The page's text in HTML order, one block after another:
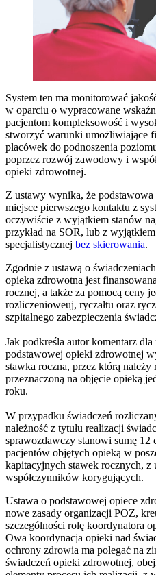
System ten ma monitorować
w oparciu o wypracowane
pacjentom kompleksowość i
stworzyć warunki umożliwiające
placówek do podnoszenia
poprzez rozwój zawodowy i
opieki zdrowotnej.
Z ustawy wynika, że
miejsce pierwszego kontaktu z
oczywiście z wyjątkiem stanów
przykład na SOR, lub z
specjalistycznej bez skierowania.
Zgodnie z ustawą o
opieka zdrowotna jest
rocznej, a także za pomocą ceny
rozliczenioweuj, ryczałtu oraz
szpitalnego zabezpieczenia
Jak podkreśla autor komentarz
podstawowej opieki zdrowotnej
stawka roczna, przez którą
przeznaczoną na objęcie opieką
roku.
W przypadku świadczeń
należność z tytułu realizacji
sprawozdawczy stanowi sumę
pacjentów objętych opieką w
kapitacyjnych stawek rocznych, z
współczynników korygujących.
Ustawa o podstawowej opiece
nowe zasady organizacji POZ,
szczególności rolę koordynatora
Owa koordynacja opieki nad
ochrony zdrowia ma polegać na
świadczeń opieki zdrowotnej,